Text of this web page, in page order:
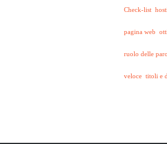
Check-list
pagina web
ruolo delle
veloce titoli e